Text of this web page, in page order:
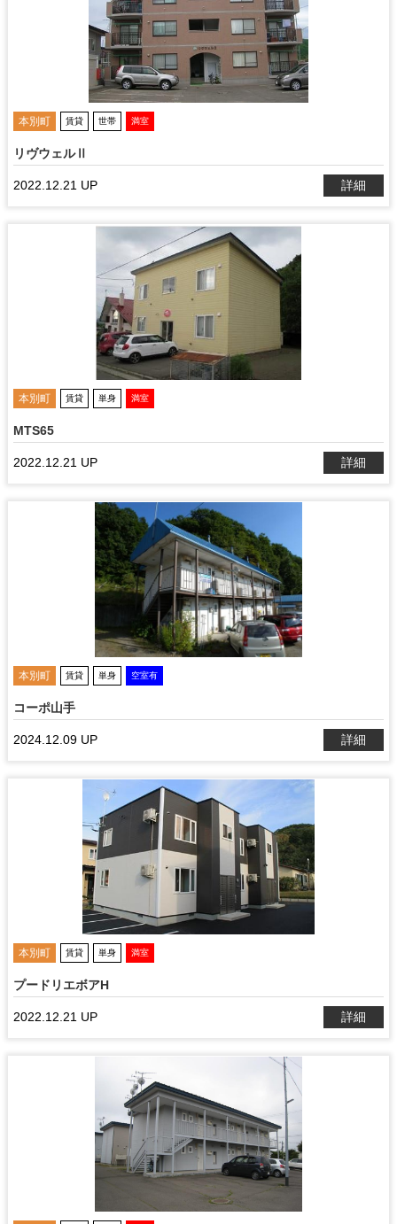
本別町 賃貸 世帯 満室
リヴウェルⅡ
2022.12.21 UP 詳細
本別町 賃貸 単身 満室
MTS65
2022.12.21 UP 詳細
本別町 賃貸 単身 空室有
コーポ山手
2024.12.09 UP 詳細
本別町 賃貸 単身 満室
プードリエボアH
2022.12.21 UP 詳細